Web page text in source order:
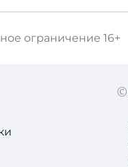
ограничение 16+